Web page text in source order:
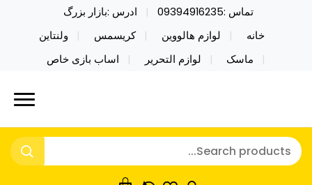
تماس :09394916235
ادرس :بازار بزرگ
خانه
لوازم هالووین کریسمس
ولنتاین
ماسک
لوازم التحریر اساب بازی خاص
نایکر توی فروش عمده لوازم هالووین
ولن تاین کادویی کریسمس اکسسوری
خرید محصولات خاص فیجت اسباب بازی تراول ماگ نایکر
توی فروش عمده لوازم هالووین ولن تاین کادویی
کریسمس اکسسوری ماسک در واردات مستقیم